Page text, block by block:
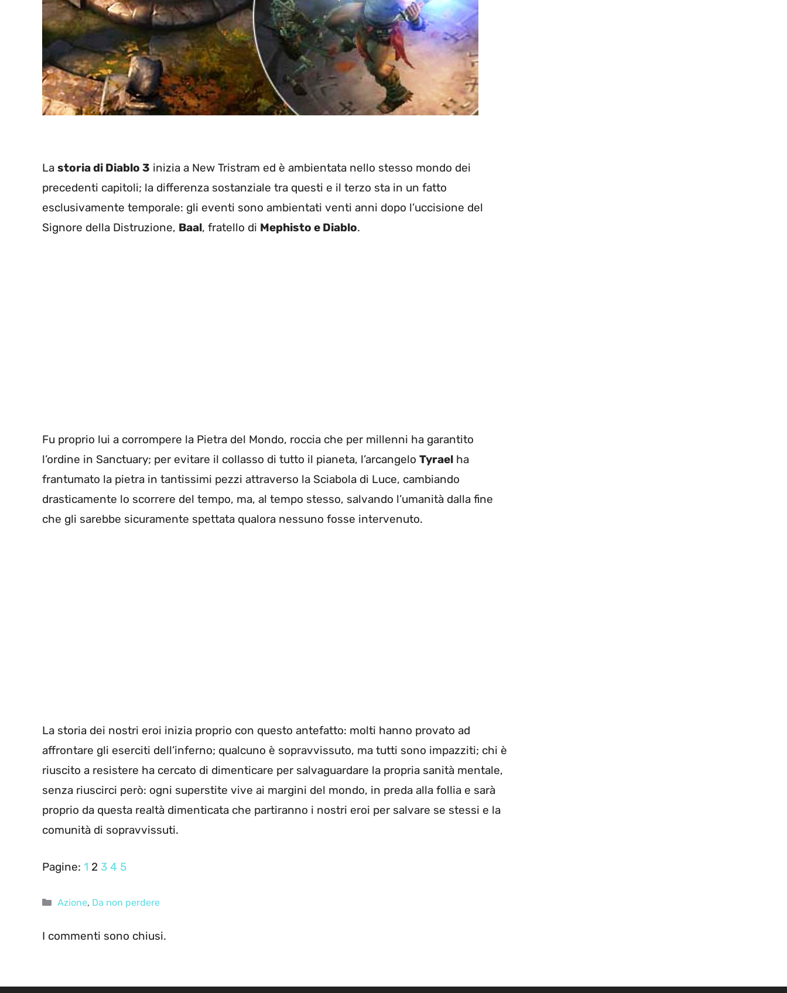
La storia di Diablo 3 inizia a New Tristram ed è ambientata nello stesso mondo dei
precedenti capitoli; la differenza sostanziale tra questi e il terzo sta in un fatto
esclusivamente temporale: gli eventi sono ambientati venti anni dopo l’uccisione del
Signore della Distruzione, Baal, fratello di Mephisto e Diablo.
Fu proprio lui a corrompere la Pietra del Mondo, roccia che per millenni ha garantito
l’ordine in Sanctuary; per evitare il collasso di tutto il pianeta, l’arcangelo Tyrael ha
frantumato la pietra in tantissimi pezzi attraverso la Sciabola di Luce, cambiando
drasticamente lo scorrere del tempo, ma, al tempo stesso, salvando l’umanità dalla fine
che gli sarebbe sicuramente spettata qualora nessuno fosse intervenuto.
La storia dei nostri eroi inizia proprio con questo antefatto: molti hanno provato ad
affrontare gli eserciti dell’inferno; qualcuno è sopravvissuto, ma tutti sono impazziti; chi è
riuscito a resistere ha cercato di dimenticare per salvaguardare la propria sanità mentale,
senza riuscirci però: ogni superstite vive ai margini del mondo, in preda alla follia e sarà
proprio da questa realtà dimenticata che partiranno i nostri eroi per salvare se stessi e la
comunità di sopravvissuti.
Pagine: 1 2 3 4 5
Categorie
Azione, Da non perdere
I commenti sono chiusi.